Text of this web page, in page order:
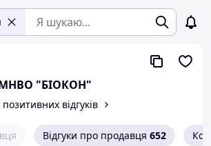
"БІОКОН"
відгуків
Відгуки про продавця 652